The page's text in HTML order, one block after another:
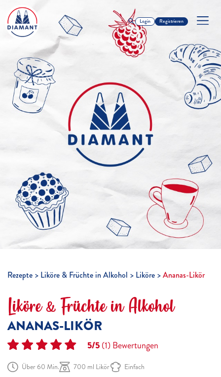
Login Registrieren
Rezepte Liköre & Früchte in Alkohol Liköre Ananas-Likör
Liköre & Früchte in Alkohol
ANANAS-LIKÖR
5/5(1)Bewertungen
Über 60 Min. 700 ml Likör Einfach